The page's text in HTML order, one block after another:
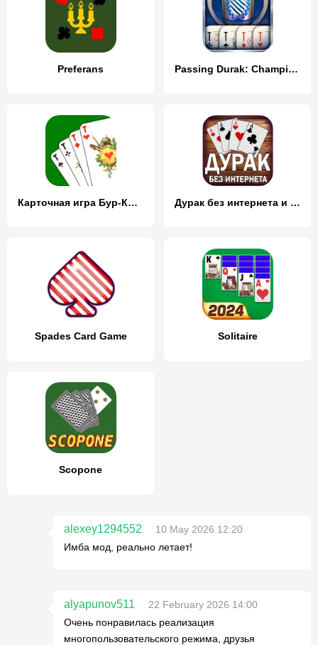
Preferans Passing Durak: Championship
Карточная игра Бур-Козел Дурак без интернета и онлайн
Spades Card Game Solitaire
Scopone
alexey1294552
10 May 2026 12:20
Имба мод, реально летает!
alyapunov511
22 February 2026 14:00
Очень понравилась реализация
многопользовательского режима, друзья